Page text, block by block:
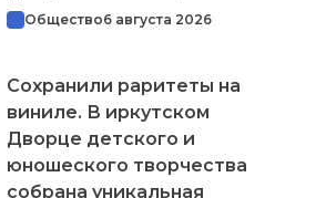
Общество6 августа 2026
Сохранили раритеты на
виниле. В иркутском
Дворце детского и
юношеского творчества
собрана уникальная